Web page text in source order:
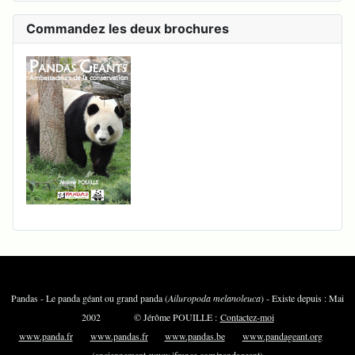
Commandez les deux brochures
Pandas - Le panda géant ou grand panda (Ailuropoda melanoleuca) - Existe depuis : Mai
2002 © Jérôme POUILLE : Contactez-moi
www.panda.fr
www.pandas.fr www.pandas.be
www.pandageant.org